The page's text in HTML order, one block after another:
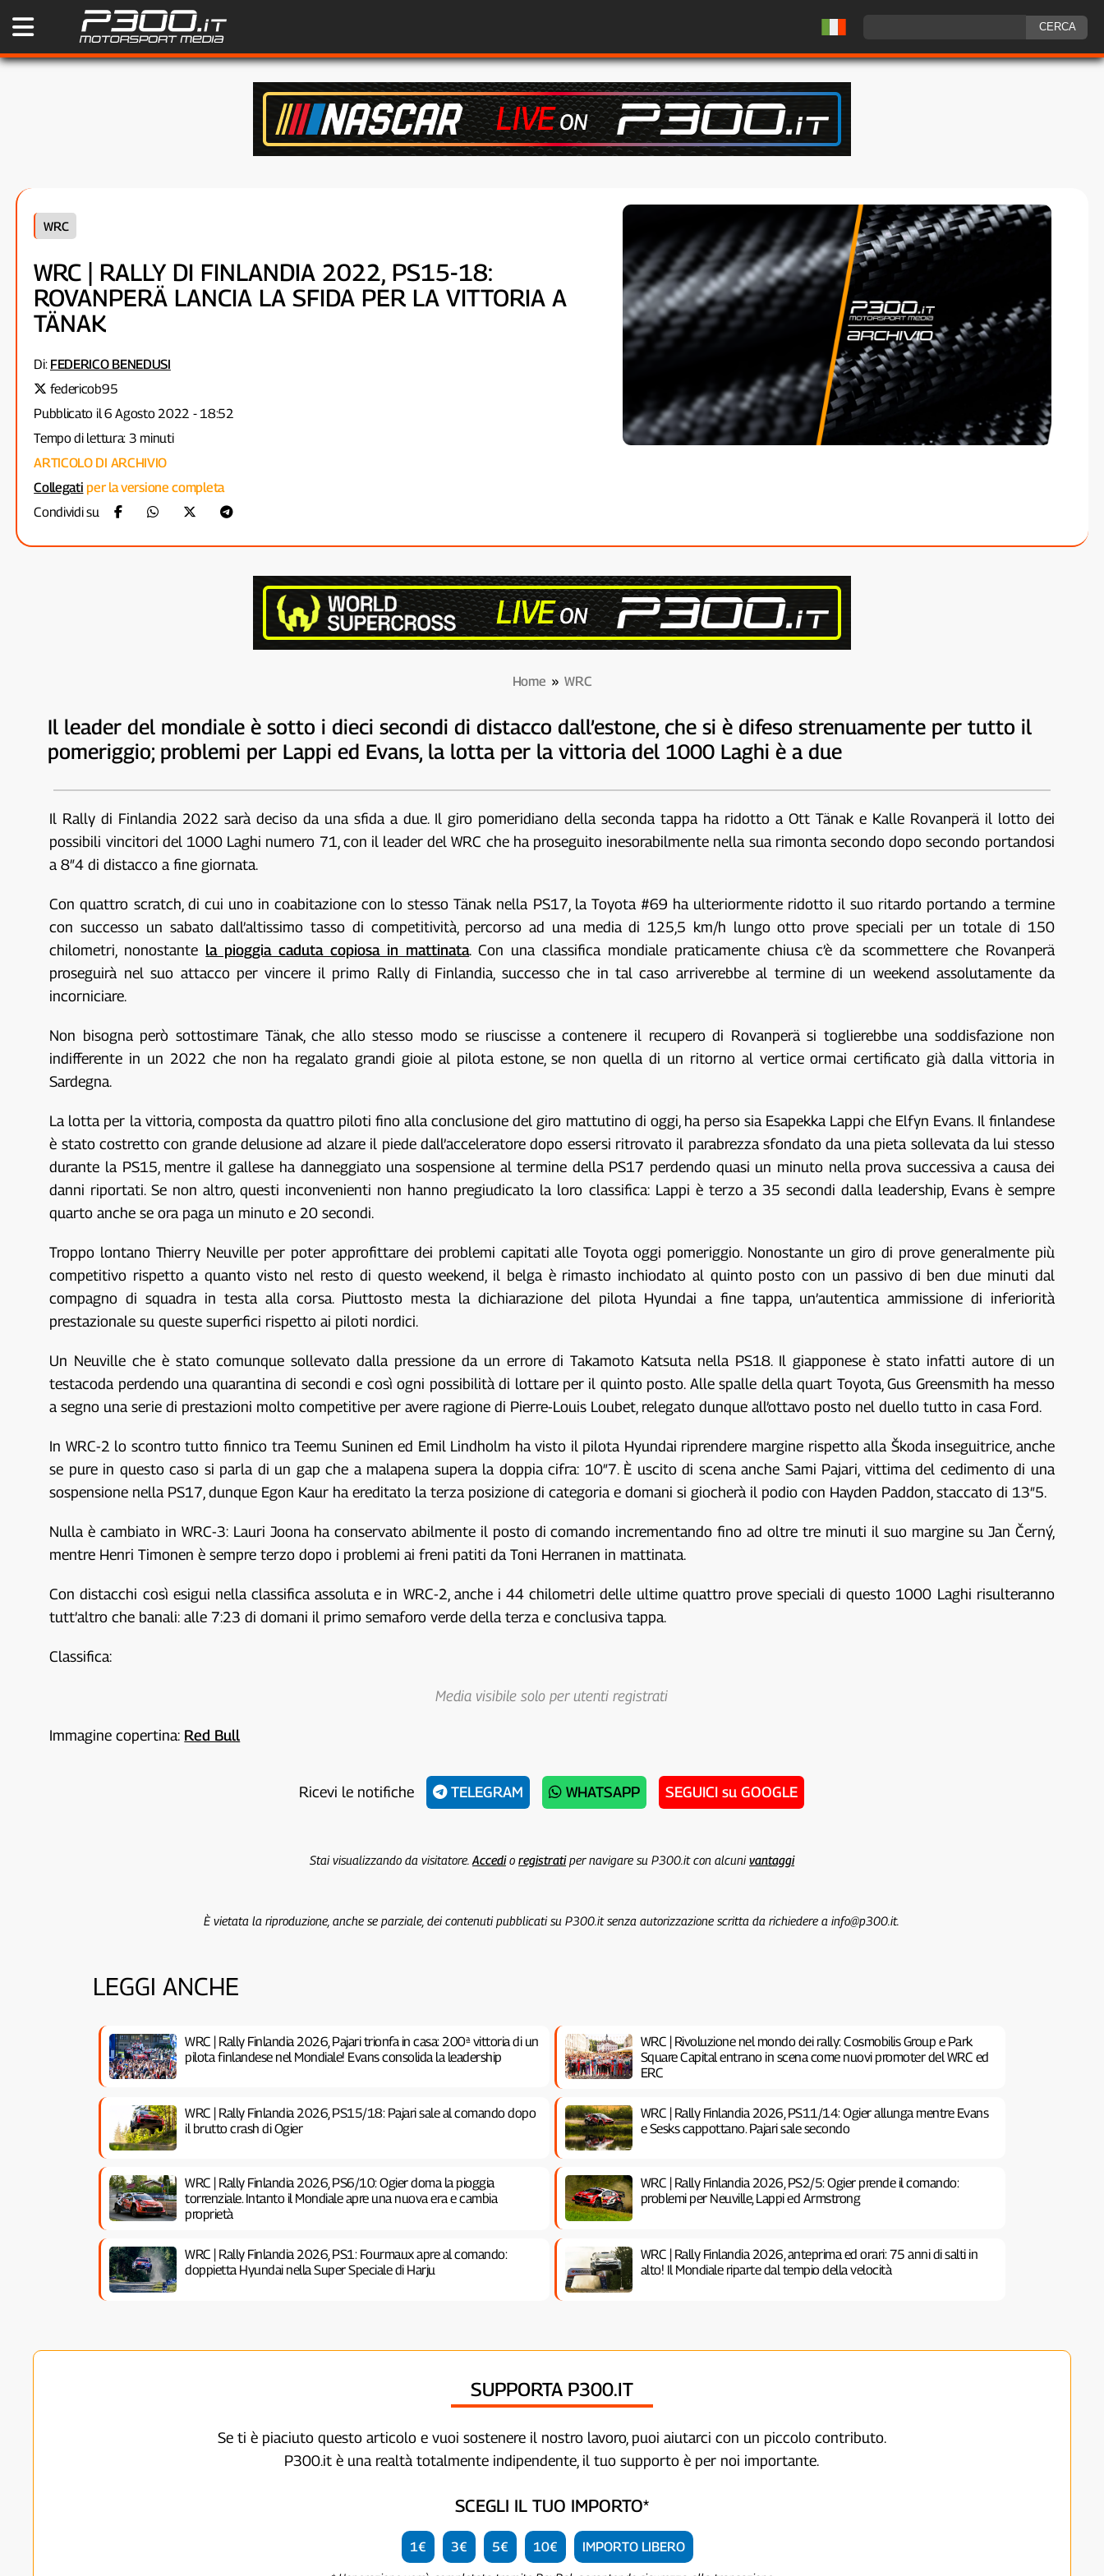
WRC
WRC | RALLY DI FINLANDIA 2022, PS15-18:
ROVANPERÄ LANCIA LA SFIDA PER LA VITTORIA A
TÄNAK
Di: FEDERICO BENEDUSI
federicob95
Pubblicato il 6 Agosto 2022 - 18:52
Tempo di lettura: 3 minuti
ARTICOLO DI ARCHIVIO
Collegati per la versione completa
Condividi su
Home »WRC
Il leader del mondiale è sotto i dieci secondi di distacco dall’estone, che si è difeso strenuamente per tutto il
pomeriggio; problemi per Lappi ed Evans, la lotta per la vittoria del 1000 Laghi è a due
Il Rally di Finlandia 2022 sarà deciso da una sfida a due. Il giro pomeridiano della seconda tappa ha ridotto a Ott Tänak e Kalle Rovanperä il lotto dei
possibili vincitori del 1000 Laghi numero 71, con il leader del WRC che ha proseguito inesorabilmente nella sua rimonta secondo dopo secondo portandosi
a 8″4 di distacco a fine giornata.
Con quattro scratch, di cui uno in coabitazione con lo stesso Tänak nella PS17, la Toyota #69 ha ulteriormente ridotto il suo ritardo portando a termine
con successo un sabato dall’altissimo tasso di competitività, percorso ad una media di 125,5 km/h lungo otto prove speciali per un totale di 150
chilometri, nonostante la pioggia caduta copiosa in mattinata. Con una classifica mondiale praticamente chiusa c’è da scommettere che Rovanperä
proseguirà nel suo attacco per vincere il primo Rally di Finlandia, successo che in tal caso arriverebbe al termine di un weekend assolutamente da
incorniciare.
Non bisogna però sottostimare Tänak, che allo stesso modo se riuscisse a contenere il recupero di Rovanperä si toglierebbe una soddisfazione non
indifferente in un 2022 che non ha regalato grandi gioie al pilota estone, se non quella di un ritorno al vertice ormai certificato già dalla vittoria in
Sardegna.
La lotta per la vittoria, composta da quattro piloti fino alla conclusione del giro mattutino di oggi, ha perso sia Esapekka Lappi che Elfyn Evans. Il finlandese
è stato costretto con grande delusione ad alzare il piede dall’acceleratore dopo essersi ritrovato il parabrezza sfondato da una pieta sollevata da lui stesso
durante la PS15, mentre il gallese ha danneggiato una sospensione al termine della PS17 perdendo quasi un minuto nella prova successiva a causa dei
danni riportati. Se non altro, questi inconvenienti non hanno pregiudicato la loro classifica: Lappi è terzo a 35 secondi dalla leadership, Evans è sempre
quarto anche se ora paga un minuto e 20 secondi.
Troppo lontano Thierry Neuville per poter approfittare dei problemi capitati alle Toyota oggi pomeriggio. Nonostante un giro di prove generalmente più
competitivo rispetto a quanto visto nel resto di questo weekend, il belga è rimasto inchiodato al quinto posto con un passivo di ben due minuti dal
compagno di squadra in testa alla corsa. Piuttosto mesta la dichiarazione del pilota Hyundai a fine tappa, un’autentica ammissione di inferiorità
prestazionale su queste superfici rispetto ai piloti nordici.
Un Neuville che è stato comunque sollevato dalla pressione da un errore di Takamoto Katsuta nella PS18. Il giapponese è stato infatti autore di un
testacoda perdendo una quarantina di secondi e così ogni possibilità di lottare per il quinto posto. Alle spalle della quart Toyota, Gus Greensmith ha messo
a segno una serie di prestazioni molto competitive per avere ragione di Pierre-Louis Loubet, relegato dunque all’ottavo posto nel duello tutto in casa Ford.
In WRC-2 lo scontro tutto finnico tra Teemu Suninen ed Emil Lindholm ha visto il pilota Hyundai riprendere margine rispetto alla Škoda inseguitrice, anche
se pure in questo caso si parla di un gap che a malapena supera la doppia cifra: 10″7. È uscito di scena anche Sami Pajari, vittima del cedimento di una
sospensione nella PS17, dunque Egon Kaur ha ereditato la terza posizione di categoria e domani si giocherà il podio con Hayden Paddon, staccato di 13″5.
Nulla è cambiato in WRC-3: Lauri Joona ha conservato abilmente il posto di comando incrementando fino ad oltre tre minuti il suo margine su Jan Černý,
mentre Henri Timonen è sempre terzo dopo i problemi ai freni patiti da Toni Herranen in mattinata.
Con distacchi così esigui nella classifica assoluta e in WRC-2, anche i 44 chilometri delle ultime quattro prove speciali di questo 1000 Laghi risulteranno
tutt’altro che banali: alle 7:23 di domani il primo semaforo verde della terza e conclusiva tappa.
Classifica:
Media visibile solo per utenti registrati
Immagine copertina: Red Bull
Ricevi le notifiche TELEGRAM WHATSAPP SEGUICI su GOOGLE
Stai visualizzando da visitatore. Accedio registratiper navigare su P300.it con alcunivantaggi
È vietata la riproduzione, anche se parziale, dei contenuti pubblicati su P300.it senza autorizzazione scritta da richiedere a info@p300.it.
LEGGI ANCHE
WRC | Rally Finlandia 2026, Pajari trionfa in casa: 200ª vittoria di un
pilota finlandese nel Mondiale! Evans consolida la leadership
WRC | Rivoluzione nel mondo dei rally: Cosmobilis Group e Park
Square Capital entrano in scena come nuovi promoter del WRC ed
ERC
WRC | Rally Finlandia 2026, PS15/18: Pajari sale al comando dopo
il brutto crash di Ogier
WRC | Rally Finlandia 2026, PS11/14: Ogier allunga mentre Evans
e Sesks cappottano. Pajari sale secondo
WRC | Rally Finlandia 2026, PS6/10: Ogier doma la pioggia
torrenziale. Intanto il Mondiale apre una nuova era e cambia
proprietà
WRC | Rally Finlandia 2026, PS2/5: Ogier prende il comando:
problemi per Neuville, Lappi ed Armstrong
WRC | Rally Finlandia 2026, PS1: Fourmaux apre al comando:
doppietta Hyundai nella Super Speciale di Harju
WRC | Rally Finlandia 2026, anteprima ed orari: 75 anni di salti in
alto! Il Mondiale riparte dal tempio della velocità
SUPPORTA P300.IT
Se ti è piaciuto questo articolo e vuoi sostenere il nostro lavoro, puoi aiutarci con un piccolo contributo.
P300.it è una realtà totalmente indipendente, il tuo supporto è per noi importante.
SCEGLI IL TUO IMPORTO*
1€ 3€ 5€ 10€ IMPORTO LIBERO